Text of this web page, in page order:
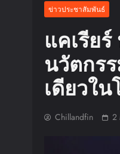
ข่าวประชาสัมพันธ์
แคเรีย
นวัตกร
เดียวใน
Chillandfin 2